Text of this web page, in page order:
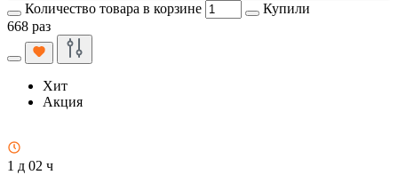
Количество товара в корзине
Купили
668 раз
Хит
Акция
1 д 02 ч